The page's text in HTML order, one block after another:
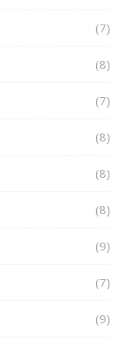
(7)
(8)
(7)
(8)
(8)
(8)
(9)
(7)
(9)